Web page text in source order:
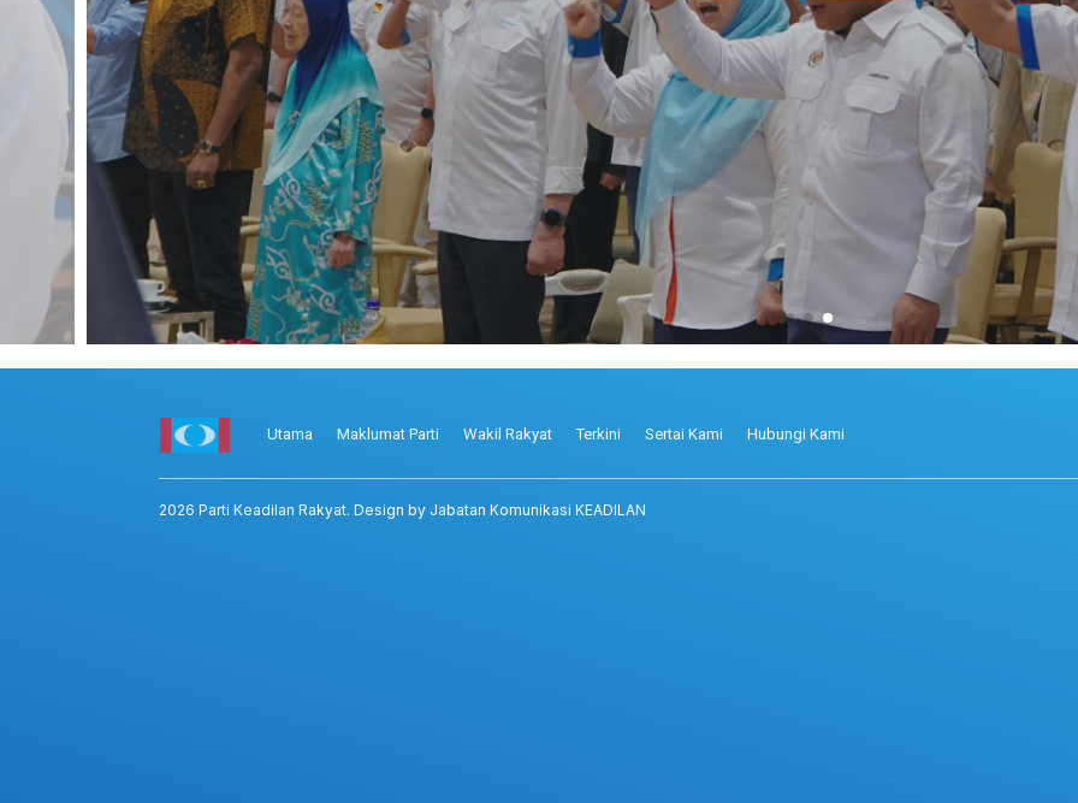
Utama Maklumat Parti Wakil Rakyat Terkini Sertai Kami Hubungi Kami
2026 Parti Keadilan Rakyat. Design by Jabatan Komunikasi KEADILAN